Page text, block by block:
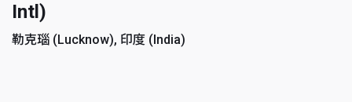
Intl)
勒克瑙 (Lucknow), 印度 (India)